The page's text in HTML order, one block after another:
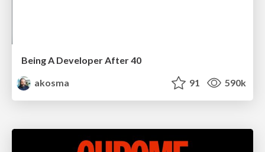
Being A Developer After 40
akosma
91 590k